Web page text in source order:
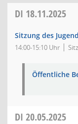
DI 18.11.2025
Sitzung des
14:00-15:10 Uhr
Öffentliche
DI 20.05.2025